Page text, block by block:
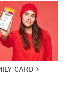
CARD